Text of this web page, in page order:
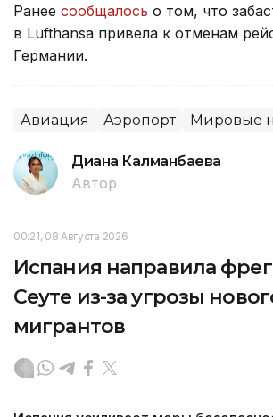
Ранее сообщалось о том, что
в Lufthansa привела к отменам
Германии.
Авиация Аэропорт Мировые
Диана Калманбаева
Автор
00:21, 08 Августа 2026
Испания направила
Сеуте из-за угрозы
мигрантов